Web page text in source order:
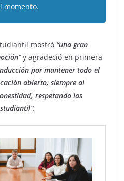
momento.
mostró “una gran
y agradeció en primera
por mantener todo el
abierto, siempre al
respetando las